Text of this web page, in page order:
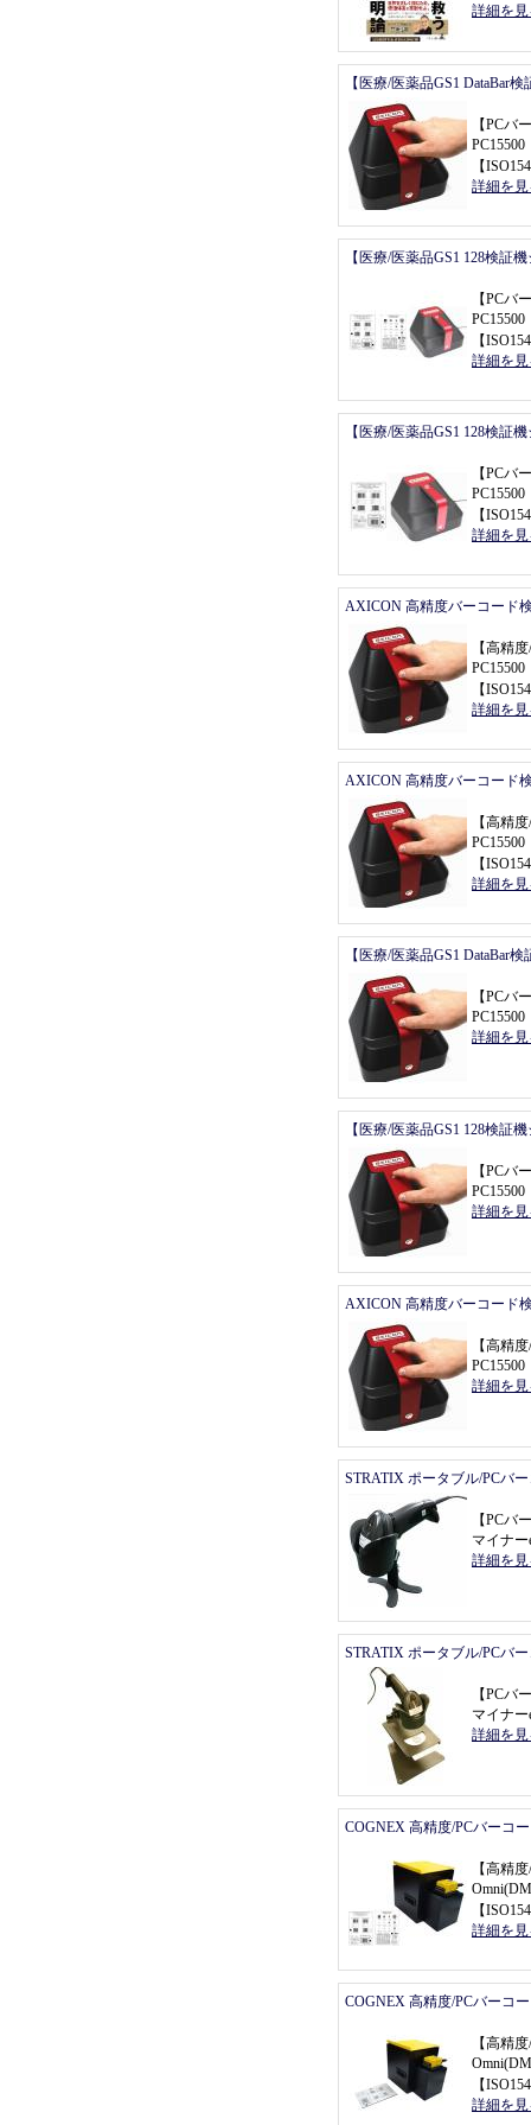
詳細を
【医療/医薬品GS1 DataBar
【PCバ
【
詳細を
【医療/医薬品GS1 128検証
【PCバ
【
詳細を
【医療/医薬品GS1 128検証
【PCバ
【
詳細を
AXICON 高精度バーコード
【高精
【
詳細を
AXICON 高精度バーコード
【高精
【
詳細を
【医療/医薬品GS1 DataBar
【PCバ
詳細を
【医療/医薬品GS1 128検証
【PCバ
詳細を
AXICON 高精度バーコード
【高精
詳細を
STRATIX ポータブル/PCバ
【PCバ
マイナー
詳細を
STRATIX ポータブル/PCバ
【PCバ
マイナー
詳細を
COGNEX 高精度/PCバーコ
【高精
【
詳細を
COGNEX 高精度/PCバーコ
【高精
【
詳細を